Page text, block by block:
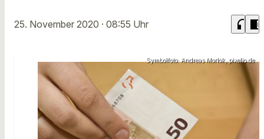
25. November 2020 · 08:55 Uhr headphones chrome_reader_mode
Symbolfoto: Andreas Morlok, pixelio.de